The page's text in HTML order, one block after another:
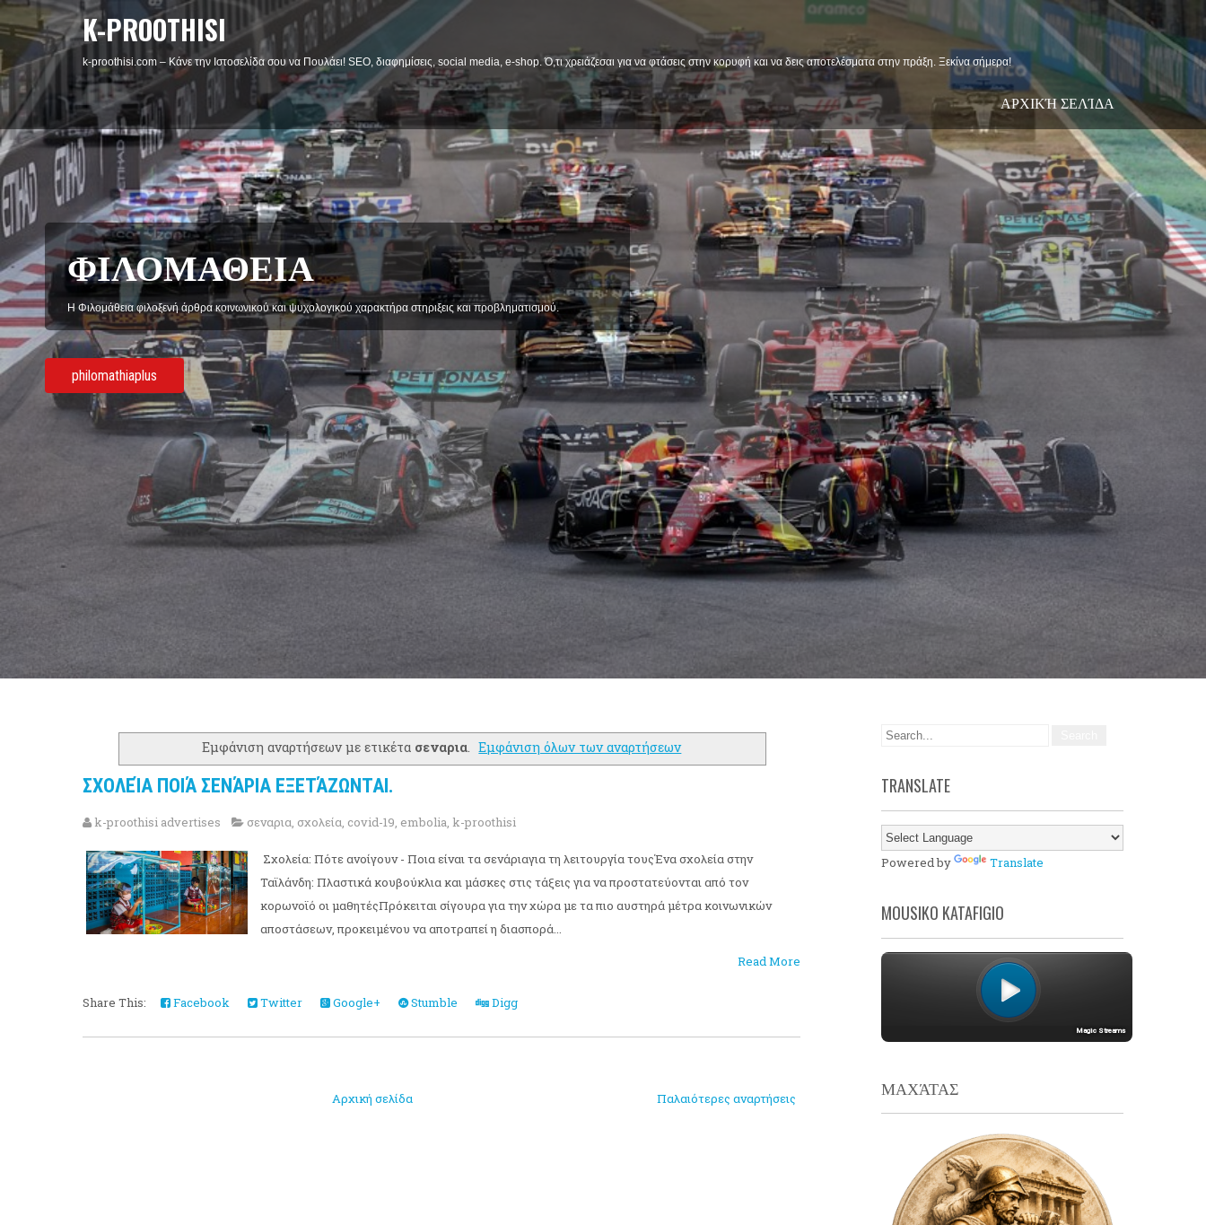
K-PROOTHISI
k-proothisi.com – Κάνε την Ιστοσελίδα σου να Πουλάει! SEO, διαφημίσεις, social media, e-shop. Ό,τι χρειάζεσαι για να φτάσεις στην κορυφή και να δεις αποτελέσματα στην πράξη. Ξεκίνα σήμερα!
ΑΡΧΙΚΉ ΣΕΛΊΔΑ
ΦΙΛΟΜΑΘΕΙΑ
Η Φιλομάθεια φιλοξενή άρθρα κοινωνικού και ψυχολογικού χαρακτήρα στηριξεις και προβληματισμού.
philomathiaplus
Εμφάνιση αναρτήσεων με ετικέτα σεναρια. Εμφάνιση όλων των αναρτήσεων
ΣΧΟΛΕΊΑ ΠΟΙΆ ΣΕΝΆΡΙΑ ΕΞΕΤΆΖΩΝΤΑΙ.
k-proothisi advertises σεναρια σχολεία covid-19 embolia k-proothisi
Σχολεία: Πότε ανοίγουν - Ποια είναι τα σενάριαγια τη λειτουργία τουςΈνα σχολεία στην
Ταϊλάνδη: Πλαστικά κουβούκλια και μάσκες στις τάξεις για να προστατεύονται από τον
κορωνοϊό οι μαθητέςΠρόκειται σίγουρα για την χώρα με τα πιο αυστηρά μέτρα κοινωνικών
αποστάσεων, προκειμένου να αποτραπεί η διασπορά...
Read More
Share This: Facebook Twitter Google+ Stumble Digg
Παλαιότερες αναρτήσεις
Αρχική σελίδα
TRANSLATE
Powered by Translate
MOUSIKO KATAFIGIO
ΜΑΧΆΤΑΣ